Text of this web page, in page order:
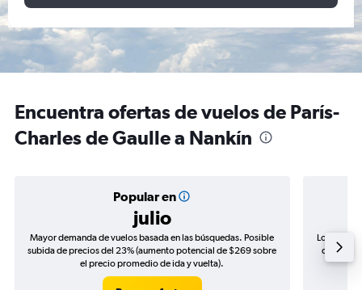
Encuentra ofertas de vuelos de París-
Charles de Gaulle a Nankín
Popular en
julio
Mayor demanda de vuelos basada en las búsquedas. Posible
subida de precios del 23% (aumento potencial de $269 sobre
el precio promedio de ida y vuelta).
Los
de